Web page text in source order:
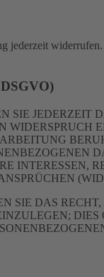
JEDERZEIT
WIDERSPRUCH
INTERESSEN,
SIE DAS